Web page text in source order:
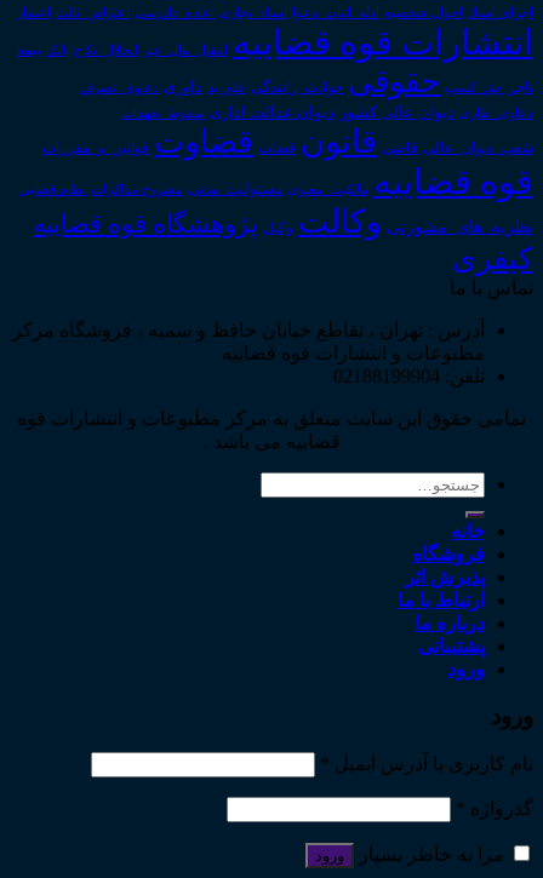
اجرای اسناد احوال شخصیه ادله_اثبات_دعوا اسناد_تجاری اعاده_دادرسی اعتراض_ثالث اعسار
انتشارات قوه قضاییه انتقال_مال_غیر انحلال_نکاح بانک بیمه
تاجر حق_کسب حقوقی حوادث_رانندگی خلع_ید داوری دعاوی_تصرف
دعاوی_طاری دیوان عالی کشور دیوان عدالت اداری سقوط_تعهدات
شعب_دیوان_عالی قاضی قانون قضات قضاوت قوانین_و_مقررات
قوه قضاییه مالکیت_معنوی مسئولیت_مدنی مشروح مذاکرات نظام قضایی
نظریه_های_مشورتی وکالت وکیل پژوهشگاه قوه قضاییه
کیفری
تماس با ما
آدرس : تهران ، تقاطع خیابان حافظ و سمیه ، فروشگاه مرکز
مطبوعات و انتشارات قوه قضاییه
تلفن: 02188199904
تمامی حقوق این سایت متعلق به مرکز مطبوعات و انتشارات قوه
قضاییه می باشد .
جستجو
خانه
فروشگاه
پذیرش اثر
ارتباط با ما
درباره ما
پشتیبانی
ورود
ورود
نام کاربری یا آدرس ایمیل *
گذرواژه *
مرا به خاطر بسپار ورود